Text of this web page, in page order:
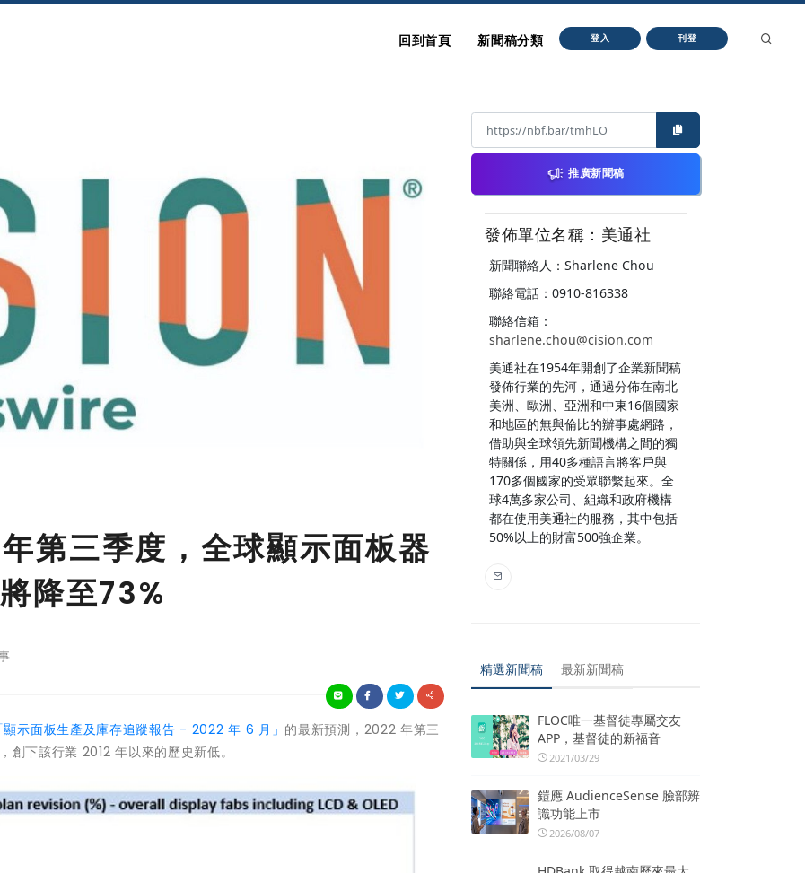
回到首頁 新聞稿分類 登入 刊登
第三季度，全球顯示面板器
降至73%
顯示面板生產及庫存追蹤報告 - 2022 年 6 月」 的最新預測，2022 年第三
下該行業 2012 年以來的歷史新低。
推廣新聞稿
發佈單位名稱：美通社
新聞聯絡人：Sharlene Chou
聯絡電話：0910-816338
聯絡信箱：
sharlene.chou@cision.com
美通社在1954年開創了企業新聞稿
發佈行業的先河，通過分佈在南北
美洲、歐洲、亞洲和中東16個國家
和地區的無與倫比的辦事處網路，
借助與全球領先新聞機構之間的獨
特關係，用40多種語言將客戶與
170多個國家的受眾聯繫起來。全
球4萬多家公司、組織和政府機構
都在使用美通社的服務，其中包括
50%以上的財富500強企業。
精選新聞稿 最新新聞稿
FLOC唯一基督徒專屬交友
APP，基督徒的新福音
2021/03/29
鎧應 AudienceSense 臉部辨
識功能上市
2026/08/07